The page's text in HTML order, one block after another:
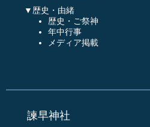
▼歴史・由緒
歴史・ご祭神
年中行事
メディア掲載
諫早神社